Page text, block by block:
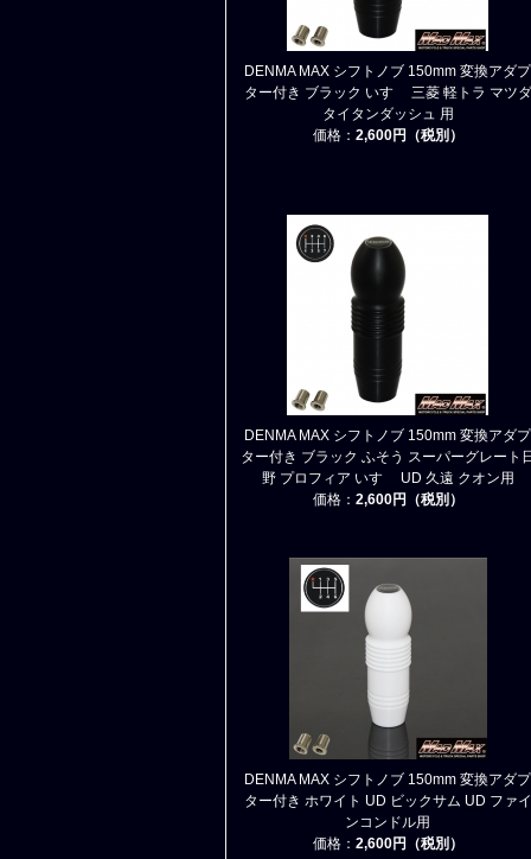
DENMA MAX シフトノブ 150mm 変換アダプ
ター付き ブラック いすゞ 三菱 軽トラ マツダ
タイタンダッシュ 用
価格： 2,600円（税別）
DENMA MAX シフトノブ 150mm 変換アダプ
ター付き ブラック ふそう スーパーグレート
野 プロフィア いすゞ UD 久遠 クオン用
価格： 2,600円（税別）
DENMA MAX シフトノブ 150mm 変換アダプ
ター付き ホワイト UD ビックサム UD ファイ
ンコンドル用
価格： 2,600円（税別）